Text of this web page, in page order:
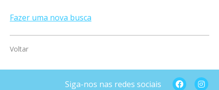
Fazer uma nova busca
Voltar
Siga-nos nas redes sociais